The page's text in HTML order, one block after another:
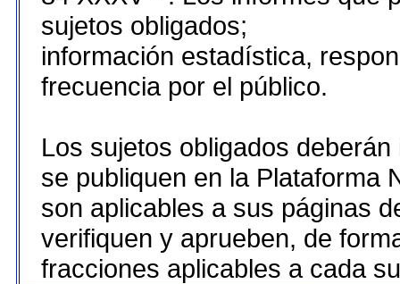
sujetos obligados;
información estadística,
frecuencia por el público.
Los sujetos obligados
se publiquen en la Plataforma
son aplicables a sus páginas
verifiquen y aprueben, de
fracciones aplicables a cada